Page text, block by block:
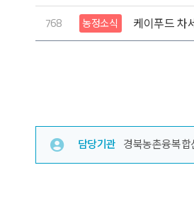
768 농정소식 케이푸드 차
담당기관 경북농촌융복